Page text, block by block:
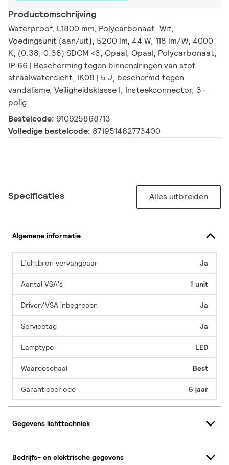
Productomschrijving
Waterproof, L1800 mm, Polycarbonaat, Wit,
Voedingsunit (aan/uit), 5200 lm, 44 W, 118 lm/W, 4000
K, (0.38, 0.38) SDCM <3, Opaal, Opaal, Polycarbonaat,
IP 66 | Bescherming tegen binnendringen van stof,
straalwaterdicht, IK08 | 5 J, beschermd tegen
vandalisme, Veiligheidsklasse I, Insteekconnector, 3-
polig
Bestelcode: 910925868713
Volledige bestelcode: 871951462773400
Specificaties Alles uitbreiden
Algemene informatie
Lichtbron vervangbaar Ja
Aantal VSA's 1 unit
Driver/VSA inbegrepen Ja
Servicetag Ja
Lamptype LED
Waardeschaal Best
Garantieperiode 5 jaar
Gegevens lichttechniek
Bedrijfs- en elektrische gegevens